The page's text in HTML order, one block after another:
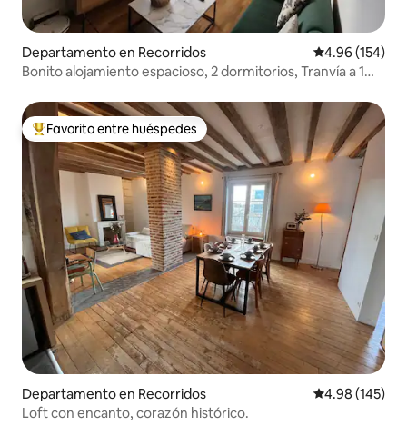
Departamento en Recorridos Calificación
4.96 (154)
Bonito alojamiento espacioso, 2 dormitorios, Tranvía a 1
De los mejores en Favorito entre huéspedes
Favorito entre huéspedes
Departamento en Recorridos Calificación
4.98 (145)
Loft con encanto, corazón histórico.